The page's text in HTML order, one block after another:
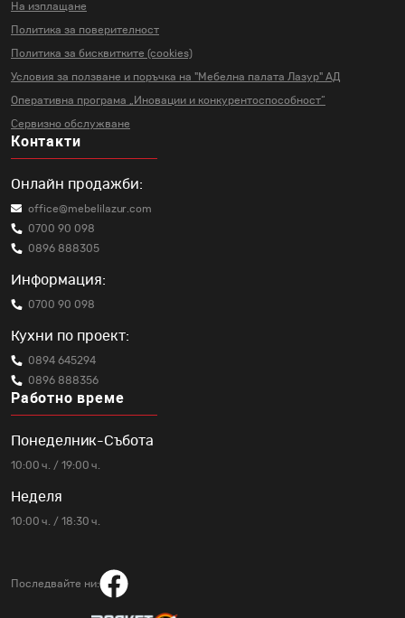
На изплащане
Политика за поверителност
Политика за бисквитките (cookies)
Условия за ползване и поръчка на "Мебелна палата Лазур" АД
Оперативна програма „Иновации и конкурентоспособност“
Сервизно обслужване
Контакти
Онлайн продажби:
office@mebelilazur.com
0700 90 098
0896 888305
Информация:
0700 90 098
Кухни по проект:
0894 645294
0896 888356
Работно време
Понеделник-Събота
10:00 ч. / 19:00 ч.
Неделя
10:00 ч. / 18:30 ч.
Последвайте ни: